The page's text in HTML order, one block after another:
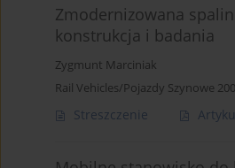
Zmodernizowana
konstrukcja i badania
Zygmunt Marciniak
Rail Vehicles/Pojazdy Szynowe
Streszczenie